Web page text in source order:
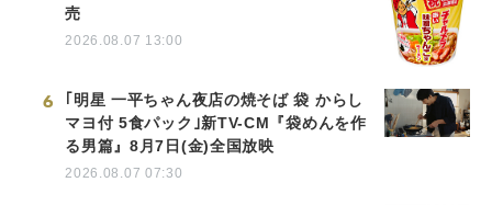
売
2026.08.07 13:00
6
｢明星 一平ちゃん夜店の焼そば 袋 からし
マヨ付 5食パック｣新TV-CM『袋めんを作
る男篇』8月7日(金)全国放映
2026.08.07 07:30